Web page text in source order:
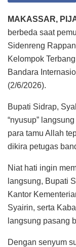
MAKASSAR,
berbeda saat
Sidenreng
Kelompok
Bandara
(2/6/2026).
Bupati Sidrap,
“nyusup”
para tamu Allah
dikira petugas
Niat hati ingin
langsung, Bupati
Kantor
Syairin, serta
langsung pasang
Dengan senyum